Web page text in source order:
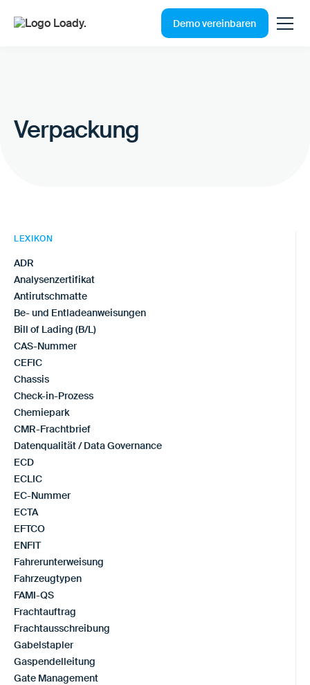
Demo vereinbaren
Verpackung
LEXIKON
ADR
Analysenzertifikat
Antirutschmatte
Be- und Entladeanweisungen
Bill of Lading (B/L)
CAS-Nummer
CEFIC
Chassis
Check-in-Prozess
Chemiepark
CMR-Frachtbrief
Datenqualität / Data Governance
ECD
ECLIC
EC-Nummer
ECTA
EFTCO
ENFIT
Fahrerunterweisung
Fahrzeugtypen
FAMI-QS
Frachtauftrag
Frachtausschreibung
Gabelstapler
Gaspendelleitung
Gate Management